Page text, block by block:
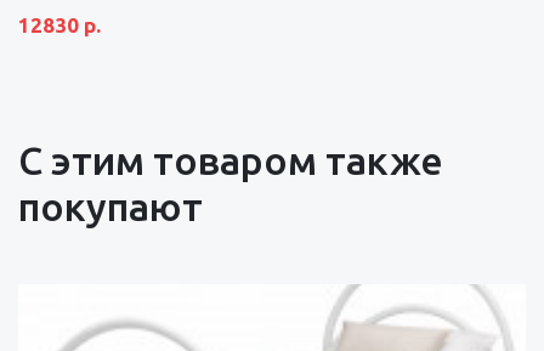
12830 р.
С этим товаром также
покупают